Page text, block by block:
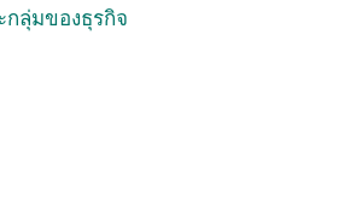
ลุ่มของธุรกิจ